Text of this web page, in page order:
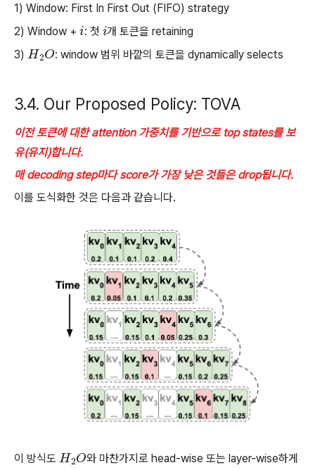
1) Window: First In First Out (FIFO) strategy
2) Window + i : 첫 i개 토큰을 retaining
3) H2O: window 범위 바깥의 토큰을 dynamically selects
3.4. Our Proposed Policy: TOVA
이전 토큰에 대한 attention 가중치를 기반으로 top states를 보
유(유지)합니다.
매 decoding step마다 score가 가장 낮은 것들은 drop됩니다.
이를 도식화한 것은 다음과 같습니다.
이 방식도 H2O와 마찬가지로 head-wise 또는 layer-wise하게